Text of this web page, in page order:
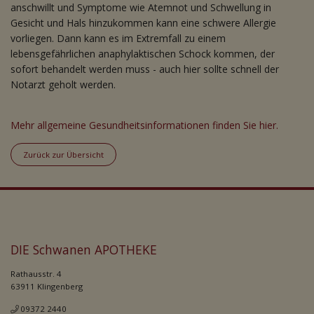
Zurück zur Übersicht
anschwillt und Symptome wie Atemnot und Schwellung in
Gesicht und Hals hinzukommen kann eine schwere Allergie
vorliegen. Dann kann es im Extremfall zu einem
lebensgefährlichen anaphylaktischen Schock kommen, der
sofort behandelt werden muss - auch hier sollte schnell der
Notarzt geholt werden.
Mehr allgemeine Gesundheitsinformationen finden Sie hier.
DIE Schwanen APOTHEKE
Rathausstr. 4
63911 Klingenberg
09372 2440